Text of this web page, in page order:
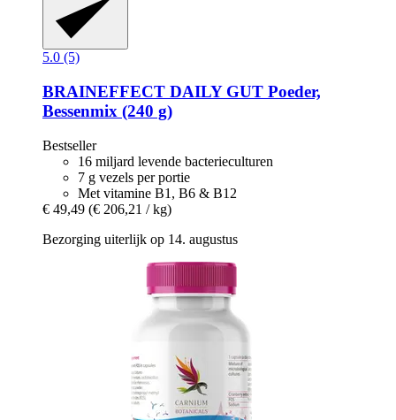
5.0 (5)
BRAINEFFECT DAILY GUT Poeder,
Bessenmix (240 g)
Bestseller
16 miljard levende bacterieculturen
7 g vezels per portie
Met vitamine B1, B6 & B12
€ 49,49 (€ 206,21 / kg)
Bezorging uiterlijk op 14. augustus